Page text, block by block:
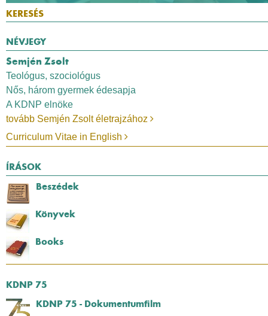
NÉVJEGY
Semjén Zsolt
Teológus, szociológus
Nős, három gyermek édesapja
A KDNP elnöke
tovább Semjén Zsolt életrajzához
Curriculum Vitae in English
ÍRÁSOK
Beszédek
Könyvek
Books
KDNP 75
KDNP 75 - Dokumentumfilm